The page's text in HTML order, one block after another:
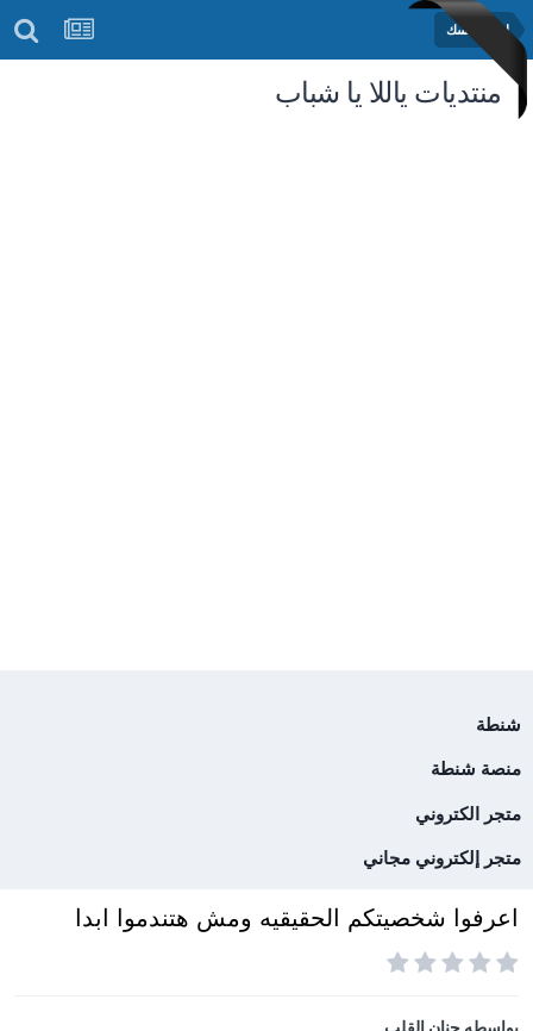
اختبر نفسك
منتديات ياللا يا شباب
شنطة
منصة شنطة
متجر الكتروني
متجر إلكتروني مجاني
اعرفوا شخصيتكم الحقيقيه ومش هتندموا ابدا